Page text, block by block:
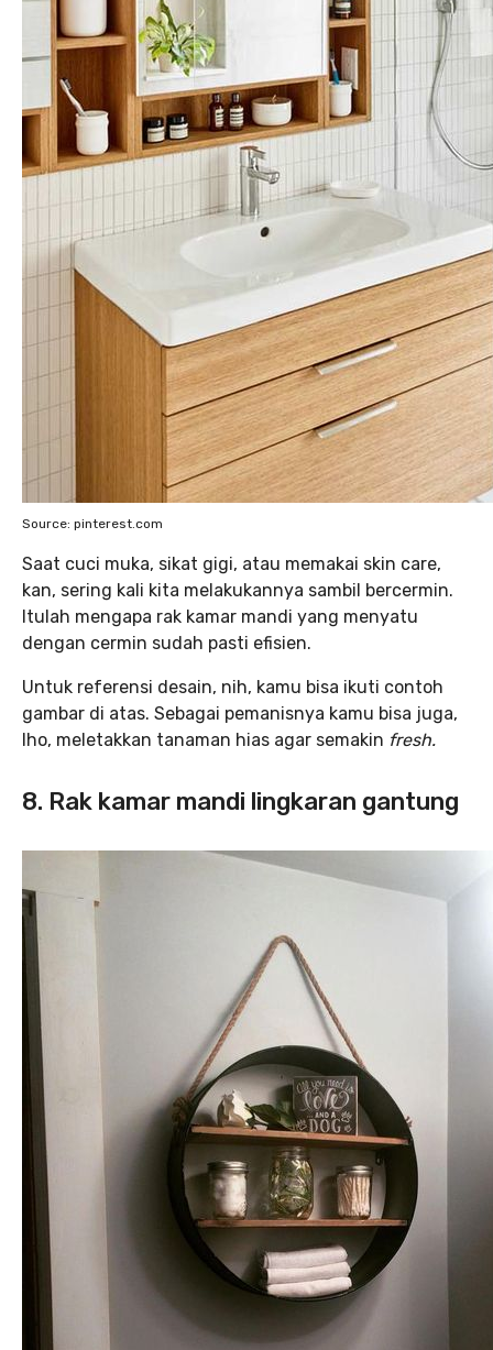
Source: pinterest.com
Saat cuci muka, sikat gigi, atau memakai skin care,
kan, sering kali kita melakukannya sambil bercermin.
Itulah mengapa rak kamar mandi yang menyatu
dengan cermin sudah pasti efisien.
Untuk referensi desain, nih, kamu bisa ikuti contoh
gambar di atas. Sebagai pemanisnya kamu bisa juga,
lho, meletakkan tanaman hias agar semakin fresh.
8. Rak kamar mandi lingkaran gantung